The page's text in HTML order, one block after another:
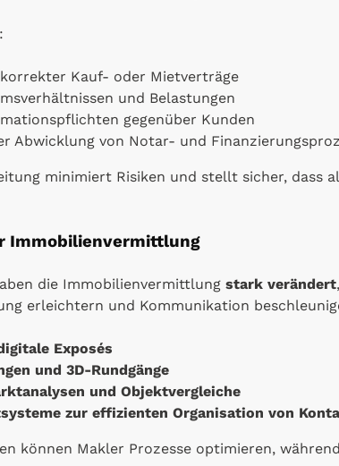
Kauf- oder Mietverträge
und Belastungen
gegenüber Kunden
Abwicklung von Notar- und
minimiert Risiken und stellt sicher, dass
Immobilienvermittlung
die Immobilienvermittlung stark verändert
erleichtern und Kommunikation
Exposés
und 3D-Rundgänge
und Objektvergleiche
zur effizienten Organisation von
können Makler Prozesse optimieren,